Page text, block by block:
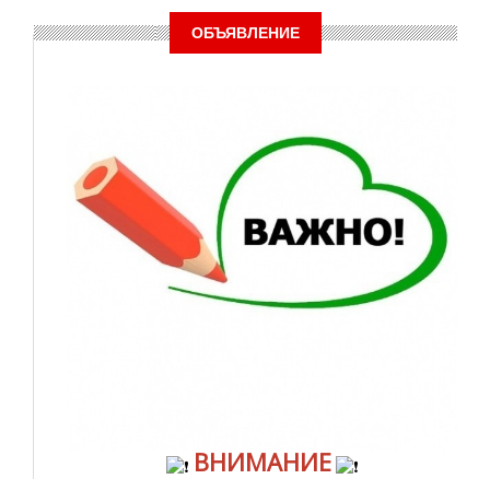
ОБЪЯВЛЕНИЕ
ВНИМАНИЕ